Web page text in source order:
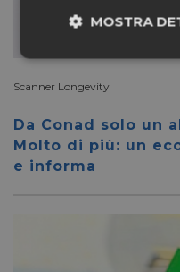
Scanner Longevity
Da Conad solo un
Molto di più: un
e informa
MOSTRA
Necessari
Non